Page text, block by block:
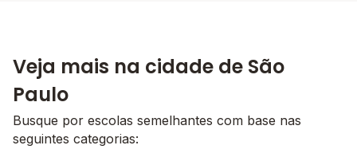
Veja mais na cidade de São
Paulo
Busque por escolas semelhantes com base nas
seguintes categorias: